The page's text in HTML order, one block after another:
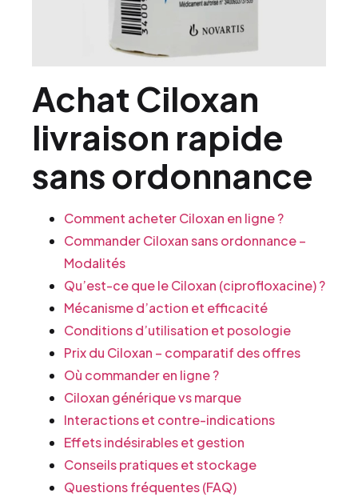
Achat Ciloxan
livraison rapide
sans ordonnance
Comment acheter Ciloxan en ligne ?
Commander Ciloxan sans ordonnance –
Modalités
Qu’est-ce que le Ciloxan (ciprofloxacine) ?
Mécanisme d’action et efficacité
Conditions d’utilisation et posologie
Prix du Ciloxan – comparatif des offres
Où commander en ligne ?
Ciloxan générique vs marque
Interactions et contre-indications
Effets indésirables et gestion
Conseils pratiques et stockage
Questions fréquentes (FAQ)